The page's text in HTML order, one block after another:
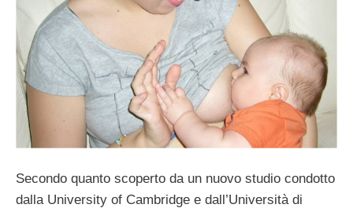
Secondo quanto scoperto da un nuovo studio condotto
dalla University of Cambridge e dall’Università di